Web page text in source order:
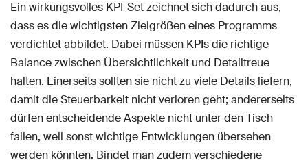
Ein wirkungsvolles KPI-Set zeichnet sich dadurch aus,
dass es die wichtigsten Zielgrößen eines Programms
verdichtet abbildet. Dabei müssen KPIs die richtige
Balance zwischen Übersichtlichkeit und Detailtreue
halten. Einerseits sollten sie nicht zu viele Details liefern,
damit die Steuerbarkeit nicht verloren geht; andererseits
dürfen entscheidende Aspekte nicht unter den Tisch
fallen, weil sonst wichtige Entwicklungen übersehen
werden könnten. Bindet man zudem verschiedene